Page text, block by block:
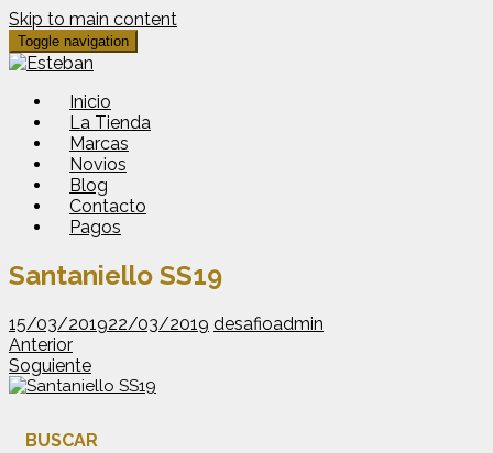
Skip to main content
Toggle navigation
Inicio
La Tienda
Marcas
Novios
Blog
Contacto
Pagos
Santaniello SS19
15/03/201922/03/2019 desafioadmin
Anterior
Soguiente
BUSCAR